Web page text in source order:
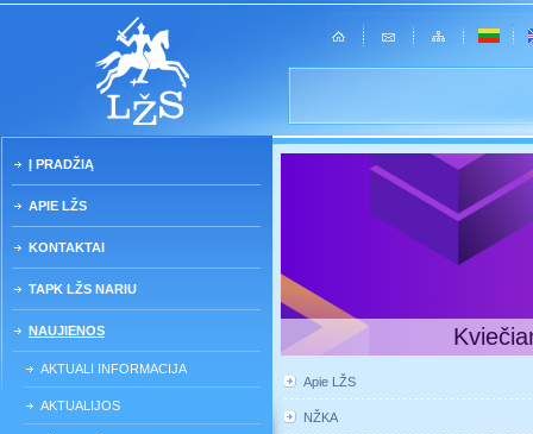
Į PRADŽIĄ
APIE LŽS
KONTAKTAI
TAPK LŽS NARIU
NAUJIENOS
AKTUALI INFORMACIJA
AKTUALIJOS
Apie LŽS
NŽKA